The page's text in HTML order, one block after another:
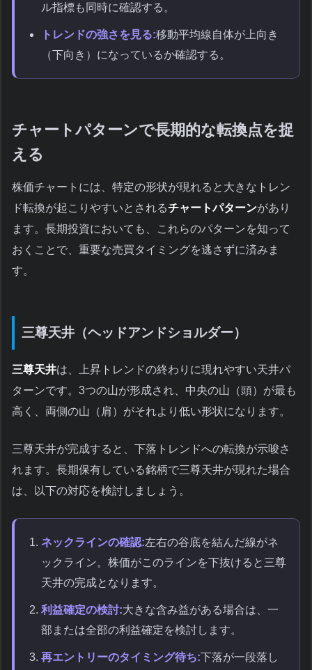
ル指標も同時に確認する。
トレンドの強さを見る:移動平均線自体が上向き
（下向き）になっているか確認する。
チャートパターンで長期的な転換点を捉
える
株価チャートには、特定の形状が現れると大きなトレン
ド転換が起こりやすいとされるチャートパターンがあり
ます。長期投資においても、これらのパターンを知って
おくことで、重要な売買タイミングを逃さずに済みま
す。
三尊天井（ヘッドアンドショルダー）
三尊天井は、上昇トレンドの終わりに現れやすい天井パ
ターンです。3つの山が形成され、中央の山（頭）が最も
高く、両側の山（肩）がそれより低い形状になります。
三尊天井が完成すると、下落トレンドへの転換が示唆さ
れます。長期保有している銘柄で三尊天井が現れた場合
は、以下の対応を検討しましょう。
ネックラインの確認:左右の谷底を結んだ線がネ
ックライン。株価がこのラインを下抜けると三尊
天井の完成となります。
利益確定の検討:大きな含み益がある場合は、一
部または全部の利益確定を検討します。
再エントリーのタイミング待ち:下落が一段落し